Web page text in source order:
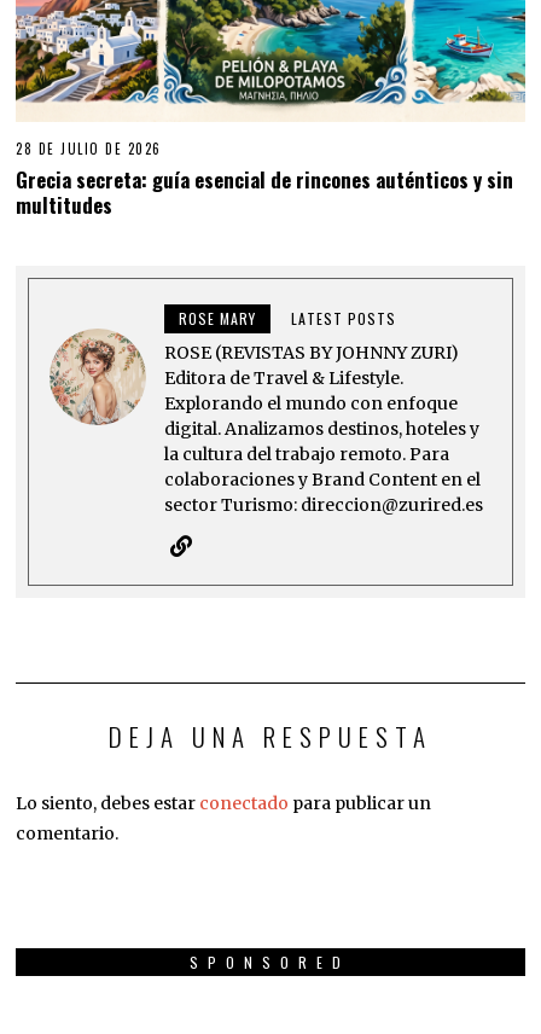
28 DE JULIO DE 2026
Grecia secreta: guía esencial de rincones auténticos y sin
multitudes
ROSE MARY LATEST POSTS
ROSE (REVISTAS BY JOHNNY ZURI)
Editora de Travel & Lifestyle.
Explorando el mundo con enfoque
digital. Analizamos destinos, hoteles y
la cultura del trabajo remoto. Para
colaboraciones y Brand Content en el
sector Turismo: direccion@zurired.es
DEJA UNA RESPUESTA
Lo siento, debes estar conectado para publicar un
comentario.
SPONSORED